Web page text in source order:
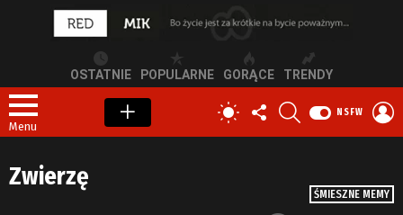
OSTATNIE POPULARNE GORĄCE TRENDY
Menu
PRZEŁĄCZ
SKÓRKĘ
OBSERWUJ
NAS
NSFW
ŚMIESZNE MEMY
Zwierzę